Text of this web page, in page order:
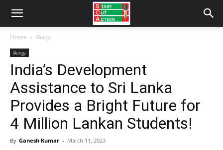
Home பொது
பொது
India’s Development
Assistance to Sri Lanka
Provides a Bright Future for
4 Million Lankan Students!
By Ganesh Kumar - March 11, 2023